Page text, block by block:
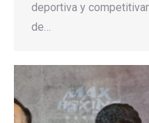
deportiva y
de…